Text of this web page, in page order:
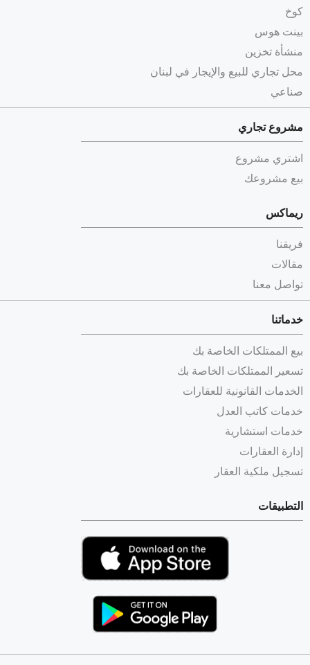
كوخ
بينت هوس
منشأة تخزين
محل تجاري للبيع والإيجار في لبنان
صناعي
مشروع تجاري
اشتري مشروع
بيع مشروعك
ريماكس
فريقنا
مقالات
تواصل معنا
خدماتنا
بيع الممتلكات الخاصة بك
تسعير الممتلكات الخاصة بك
الخدمات القانونية للعقارات
خدمات كاتب العدل
خدمات استشارية
إدارة العقارات
تسجيل ملكية العقار
التطبيقات